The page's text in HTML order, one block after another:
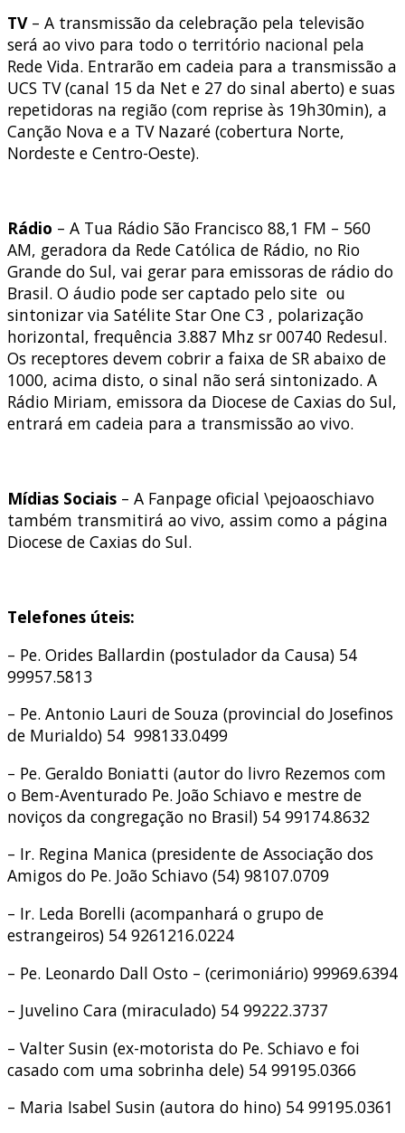
TV– A transmissão da celebração pela televisão
será ao vivo para todo o território nacional pela
Rede Vida. Entrarão em cadeia para a transmissão a
UCS TV (canal 15 da Net e 27 do sinal aberto) e suas
repetidoras na região (com reprise às 19h30min), a
Canção Nova e a TV Nazaré (cobertura Norte,
Nordeste e Centro-Oeste).
Rádio – A Tua Rádio São Francisco 88,1 FM – 560
AM, geradora da Rede Católica de Rádio, no Rio
Grande do Sul, vai gerar para emissoras de rádio do
Brasil. O áudio pode ser captado pelo site ou
sintonizar via Satélite Star One C3 , polarização
horizontal, frequência 3.887 Mhz sr 00740 Redesul.
Os receptores devem cobrir a faixa de SR abaixo de
1000, acima disto, o sinal não será sintonizado. A
Rádio Miriam, emissora da Diocese de Caxias do Sul,
entrará em cadeia para a transmissão ao vivo.
Mídias Sociais – A Fanpage oficial \pejoaoschiavo
também transmitirá ao vivo, assim como a página
Diocese de Caxias do Sul.
Telefones úteis:
– Pe. Orides Ballardin (postulador da Causa) 54
99957.5813
– Pe. Antonio Lauri de Souza (provincial do Josefinos
de Murialdo) 54 998133.0499
– Pe. Geraldo Boniatti (autor do livro Rezemos com
o Bem-Aventurado Pe. João Schiavo e mestre de
noviços da congregação no Brasil) 54 99174.8632
– Ir. Regina Manica (presidente de Associação dos
Amigos do Pe. João Schiavo (54) 98107.0709
– Ir. Leda Borelli (acompanhará o grupo de
estrangeiros) 54 9261216.0224
– Pe. Leonardo Dall Osto – (cerimoniário) 99969.6394
– Juvelino Cara (miraculado) 54 99222.3737
– Valter Susin (ex-motorista do Pe. Schiavo e foi
casado com uma sobrinha dele) 54 99195.0366
– Maria Isabel Susin (autora do hino) 54 99195.0361